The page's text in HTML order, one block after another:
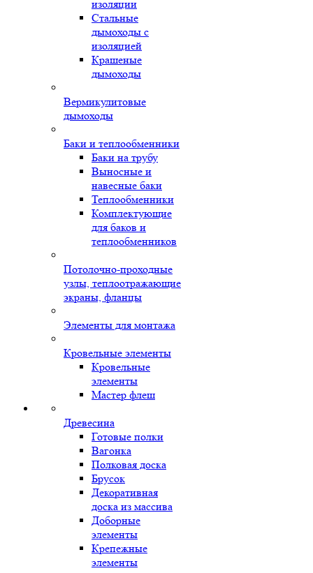
изоляции
Стальные
дымоходы с
изоляцией
Крашеные
дымоходы
Вермикулитовые
дымоходы
Баки и теплообменники
Баки на трубу
Выносные и
навесные баки
Теплообменники
Комплектующие
для баков и
теплообменников
Потолочно-проходные
узлы, теплоотражающие
экраны, фланцы
Элементы для монтажа
Кровельные элементы
Кровельные
элементы
Мастер флеш
Древесина
Готовые полки
Вагонка
Полковая доска
Брусок
Декоративная
доска из массива
Доборные
элементы
Крепежные
элементы